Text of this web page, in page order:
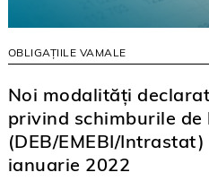
OBLIGAȚIILE VAMALE
Noi modalități
privind schimburile de
(DEB/EMEBI/
ianuarie 2022